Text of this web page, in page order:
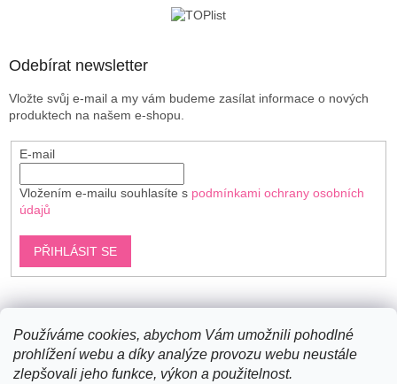
Používáme cookies, abychom Vám umožnili pohodlné
prohlížení webu a díky analýze provozu webu neustále
zlepšovali jeho funkce, výkon a použitelnost.
Odebírat newsletter
Vložte svůj e-mail a my vám budeme zasílat informace o nových
produktech na našem e-shopu.
E-mail
Vložením e-mailu souhlasíte s podmínkami ochrany osobních
údajů
PŘIHLÁSIT SE